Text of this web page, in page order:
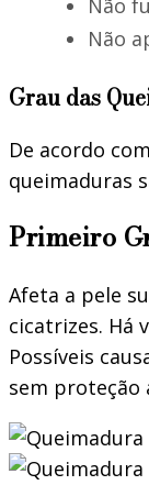
Não
Não
Grau das
De acordo
queimaduras
Primeiro
Afeta a pele
cicatrizes. Há
Possíveis
sem proteção